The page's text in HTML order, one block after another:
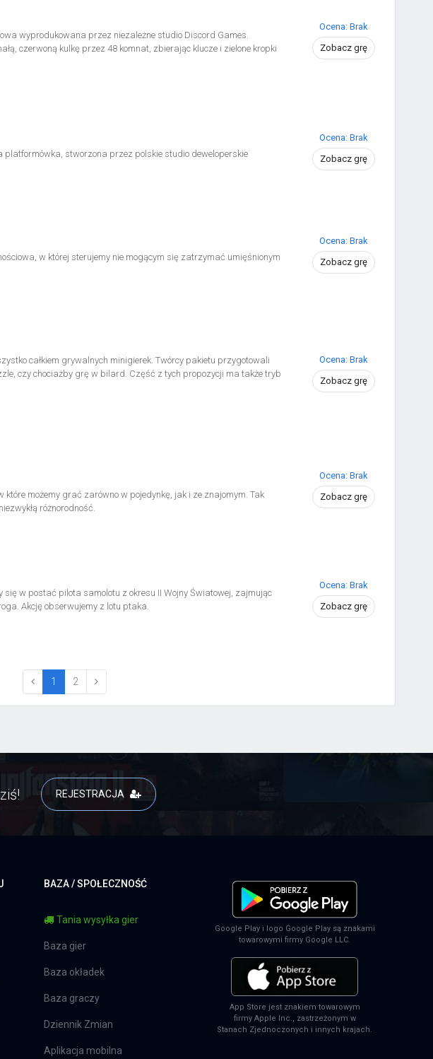
wyprodukowana przez niezależne studio Discord Games.
czerwoną kulkę przez 48 komnat, zbierając klucze i zielone kropki
Ocena: Brak
Zobacz grę
platformówka, stworzona przez polskie studio deweloperskie
Ocena: Brak
Zobacz grę
w której sterujemy nie mogącym się zatrzymać umięśnionym
Ocena: Brak
Zobacz grę
całkiem grywalnych minigierek. Twórcy pakietu przygotowali
czy chociażby grę w bilard. Część z tych propozycji ma także tryb
Ocena: Brak
Zobacz grę
możemy grać zarówno w pojedynkę, jak i ze znajomym. Tak
różnorodność.
Ocena: Brak
Zobacz grę
się w postać pilota samolotu z okresu II Wojny Światowej, zajmując
Akcję obserwujemy z lotu ptaka.
Ocena: Brak
Zobacz grę
1 (current)
2
REJESTRACJA
BAZA / SPOŁECZNOŚĆ
Tania wysyłka gier
Baza gier
Baza okładek
Baza graczy
Dziennik Zmian
Aplikacja mobilna
Google Play i logo Google Play są znakami
towarowymi firmy Google LLC.
App Store jest znakiem towarowym
firmy Apple Inc., zastrzeżonym w
Stanach Zjednoczonych i innych krajach.